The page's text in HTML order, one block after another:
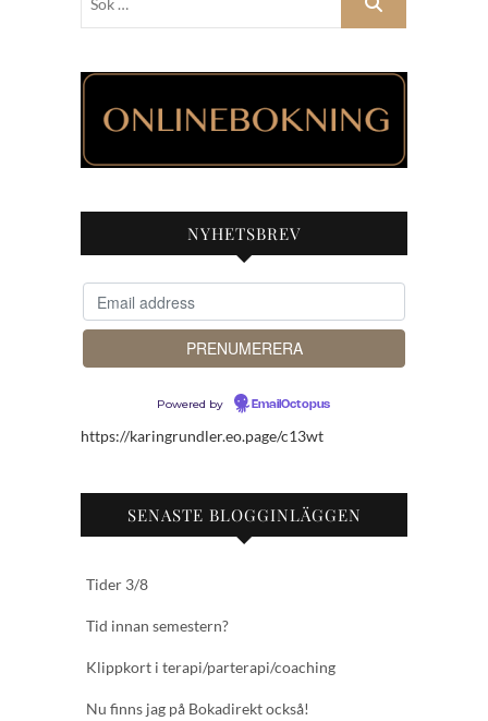
NYHETSBREV
Powered by EmailOctopus
https://karingrundler.eo.page/c13wt
SENASTE BLOGGINLÄGGEN
Tider 3/8
Tid innan semestern?
Klippkort i terapi/parterapi/coaching
Nu finns jag på Bokadirekt också!